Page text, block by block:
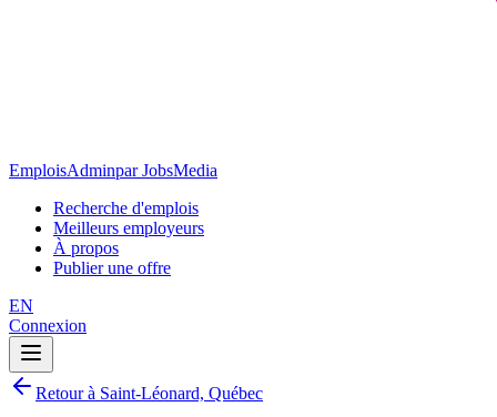
EmploisAdminpar JobsMedia
Recherche d'emplois
Meilleurs employeurs
À propos
Publier une offre
EN
Connexion
Retour à Saint-Léonard, Québec